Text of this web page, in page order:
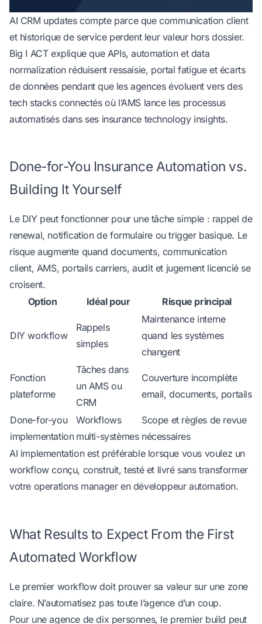
AI CRM updatescompte parce que communication client
et historique de service perdent leur valeur hors dossier.
Big I ACT explique que APIs, automation et data
normalization réduisent ressaisie, portal fatigue et écarts
de données pendant que les agences évoluent vers des
tech stacks connectés où l’AMS lance les processus
automatisésdans ses insurance technology insights.
Done-for-You Insurance Automation vs.
Building It Yourself
Le DIY peut fonctionner pour une tâche simple : rappel de
renewal, notification de formulaire ou trigger basique. Le
risque augmente quand documents, communication
client, AMS, portails carriers, audit et jugement licencié se
croisent.
Option
Idéal pour Risque principal
DIY workflow
Rappels
simples
Maintenance interne
quand les systèmes
changent
Fonction
plateforme
Tâches dans
un AMS ou
CRM
Couverture incomplète
email, documents, portails
Done-for-you
implementation
Workflows
multi-systèmes
Scope et règles de revue
nécessaires
AI implementationest préférable lorsque vous voulez un
workflow conçu, construit, testé et livré sans transformer
votre operations manager en développeur automation.
What Results to Expect From the First
Automated Workflow
Le premier workflow doit prouver sa valeur sur une zone
claire. N’automatisez pas toute l’agence d’un coup.
Pour une agence de dix personnes, le premier build peut